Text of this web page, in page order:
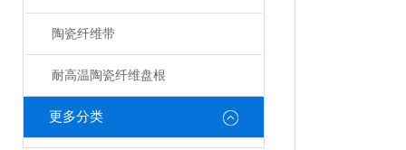
陶瓷纤维带
耐高温陶瓷纤维盘根
更多分类